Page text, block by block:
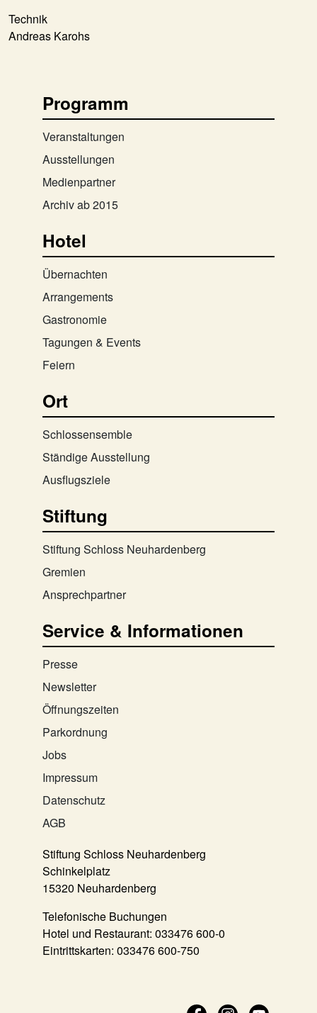
Technik
Andreas Karohs
Programm
Veranstaltungen
Ausstellungen
Medienpartner
Archiv ab 2015
Hotel
Übernachten
Arrangements
Gastronomie
Tagungen & Events
Feiern
Ort
Schlossensemble
Ständige Ausstellung
Ausflugsziele
Stiftung
Stiftung Schloss Neuhardenberg
Gremien
Ansprechpartner
Service & Informationen
Presse
Newsletter
Öffnungszeiten
Parkordnung
Jobs
Impressum
Datenschutz
AGB
Stiftung Schloss Neuhardenberg
Schinkelplatz
15320 Neuhardenberg
Telefonische Buchungen
Hotel und Restaurant: 033476 600-0
Eintrittskarten: 033476 600-750